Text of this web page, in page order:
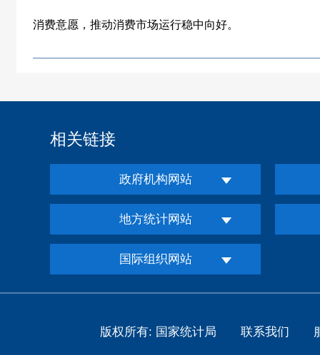
消费意愿，推动消费市场运行稳中向好。
相关链接
政府机构网站
地方统计网站
国际组织网站
版权所有: 国家统计局 联系我们